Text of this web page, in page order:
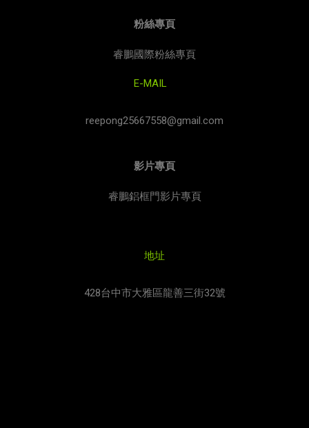
粉絲專頁
睿鵬國際粉絲專頁
E-MAIL
reepong25667558@gmail.com
影片專頁
睿鵬鋁框門影片專頁
地址
428台中市大雅區龍善三街32號